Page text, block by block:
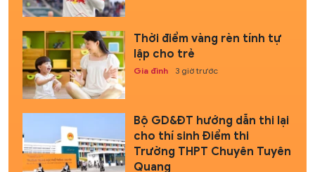
Thời điểm vàng rèn tính tự
lập cho trẻ
Gia đình 3 giờ trước
Bộ GD&ĐT hướng dẫn thi lại
cho thí sinh Điểm thi
Trường THPT Chuyên Tuyên
Quang